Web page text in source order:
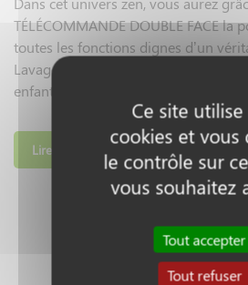
TÉLÉCOMMANDE DOUBLE FACE la
toutes les fonctions dignes d’un
Lavage à eau chaude, séchage,
enfant, massage, aspiration des
Le verso de la télécommande
principales (lavage et séchage) pour
des plus novices. Au recto vous
douchettes, activerez le jet d’eau
Afin de s’adapter à toutes les
proposé en 3 versions : Standard –
Lire la suite
Ce site utilise
cookies et vous
le contrôle sur
vous souhaitez
Tout accepter
Tout refuser